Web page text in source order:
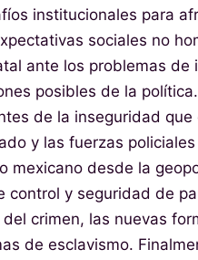
institucionales para
sociales no
ante los problemas de
posibles de la
de la inseguridad
y las fuerzas
mexicano desde la
y seguridad de
crimen, las nuevas
de esclavismo.